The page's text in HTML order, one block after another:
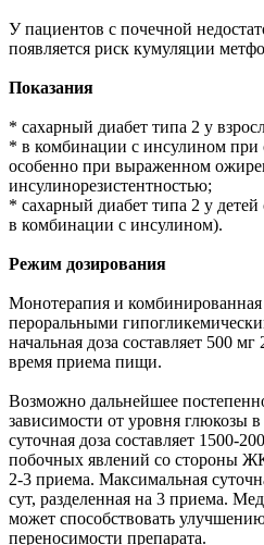
У пациентов с почечной
появляется риск кумуляции
Показания
* сахарный диабет типа 2 у
* в комбинации с инсулином при
особенно при выраженном
инсулинорезистентностью;
* сахарный диабет типа 2 у
в комбинации с инсулином).
Режим дозирования
Монотерапия и комбинированная
пероральными
начальная доза составляет 500
время приема пищи.
Возможно дальнейшее
зависимости от уровня глюкозы
суточная доза составляет 1500-
побочных явлений со стороны
2-3 приема. Максимальная
сут, разделенная на 3 приема.
может способствовать
переносимости препарата.